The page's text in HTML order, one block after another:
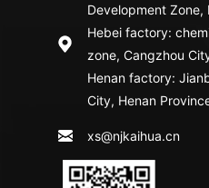
Development Zone,
Hebei factory:
zone, Cangzhou
Henan factory:
City, Henan
xs@njkaihua.cn